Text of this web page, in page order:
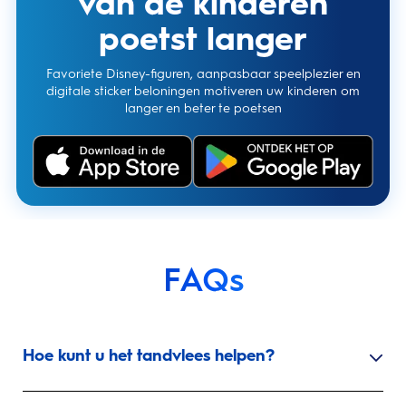
poetst langer
Favoriete Disney-figuren, aanpasbaar speelplezier en
digitale sticker beloningen motiveren uw kinderen om
langer en beter te poetsen
FAQs
Hoe kunt u het tandvlees helpen?